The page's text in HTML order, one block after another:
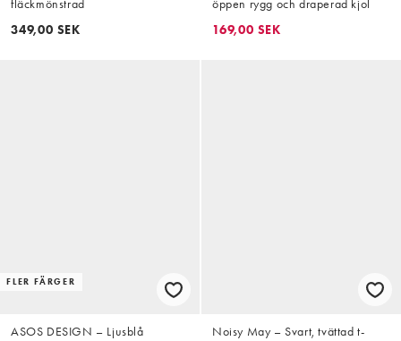
fläckmönstrad
349,00 SEK
öppen rygg och draperad kjol
169,00 SEK
FLER FÄRGER
ASOS DESIGN – Ljusblå
Noisy May – Svart, tvättad t-